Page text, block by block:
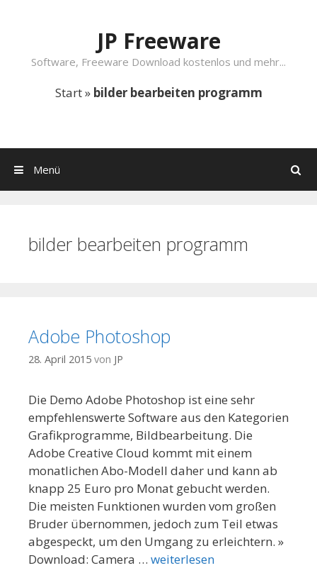
JP Freeware
Software, Freeware Download kostenlos und mehr...
Start» bilder bearbeiten programm
Suchen
Menü
bilder bearbeiten programm
Adobe Photoshop
28. April 2015 von JP
Die Demo Adobe Photoshop ist eine sehr
empfehlenswerte Software aus den Kategorien
Grafikprogramme, Bildbearbeitung. Die
Adobe Creative Cloud kommt mit einem
monatlichen Abo-Modell daher und kann ab
knapp 25 Euro pro Monat gebucht werden.
Die meisten Funktionen wurden vom großen
Bruder übernommen, jedoch zum Teil etwas
abgespeckt, um den Umgang zu erleichtern. »
Download: Camera … weiterlesen